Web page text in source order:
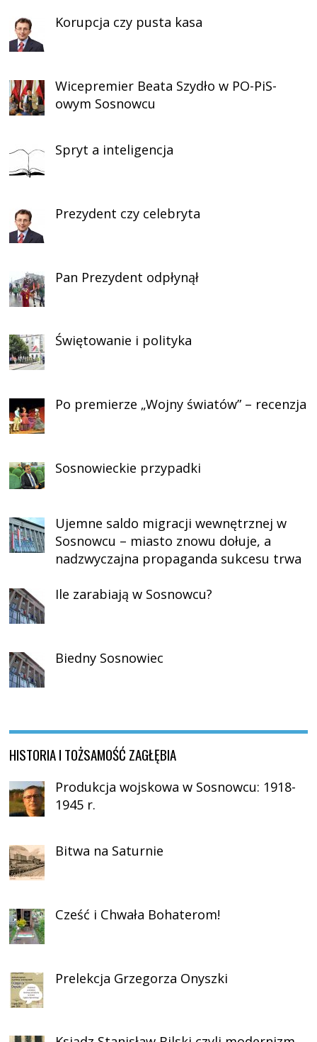
Korupcja czy pusta kasa
Wicepremier Beata Szydło w PO-PiS-
owym Sosnowcu
Spryt a inteligencja
Prezydent czy celebryta
Pan Prezydent odpłynął
Świętowanie i polityka
Po premierze „Wojny światów” – recenzja
Sosnowieckie przypadki
Ujemne saldo migracji wewnętrznej w
Sosnowcu – miasto znowu dołuje, a
nadzwyczajna propaganda sukcesu trwa
Ile zarabiają w Sosnowcu?
Biedny Sosnowiec
HISTORIA I TOŻSAMOŚĆ ZAGŁĘBIA
Produkcja wojskowa w Sosnowcu: 1918-
1945 r.
Bitwa na Saturnie
Cześć i Chwała Bohaterom!
Prelekcja Grzegorza Onyszki